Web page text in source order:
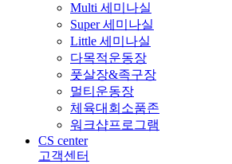
Multi 세미나실
Super 세미나실
Little 세미나실
다목적운동장
풋살장&족구장
멀티운동장
체육대회소품존
워크샵프로그램
CS center
고객센터